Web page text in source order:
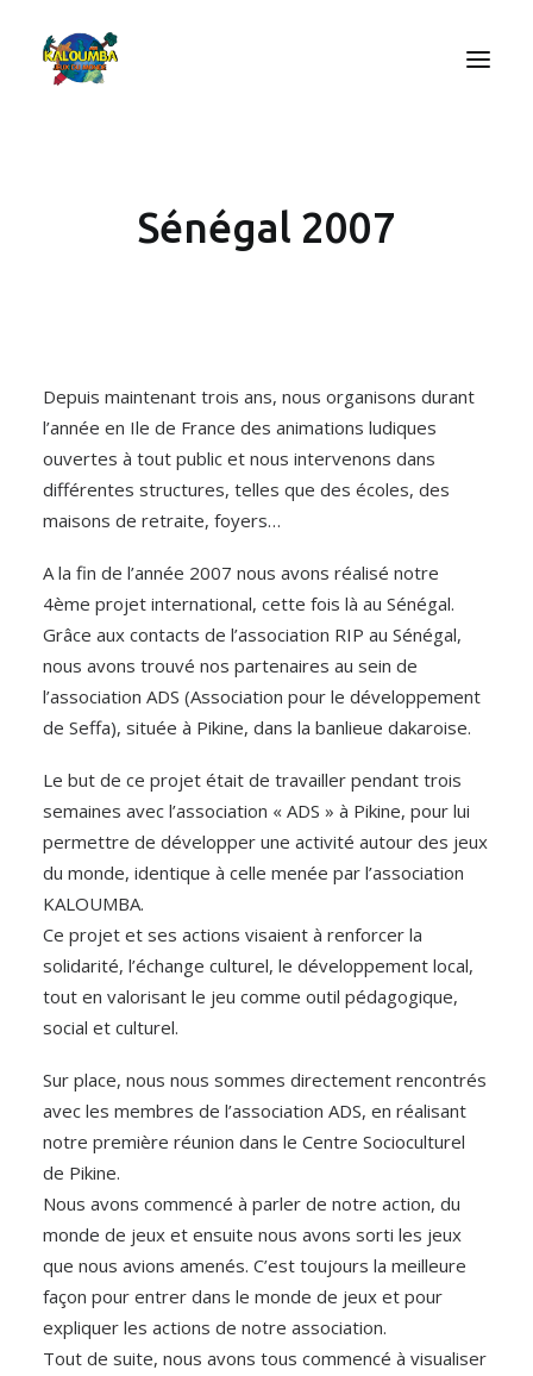
L’ASSOCIATION
CONTACT
RECHERCHE
Sénégal 2007
Depuis maintenant trois ans, nous organisons durant
l’année en Ile de France des animations ludiques
ouvertes à tout public et nous intervenons dans
différentes structures, telles que des écoles, des
maisons de retraite, foyers…
A la fin de l’année 2007 nous avons réalisé notre
4ème projet international, cette fois là au Sénégal.
Grâce aux contacts de l’association RIP au Sénégal,
nous avons trouvé nos partenaires au sein de
l’association ADS (Association pour le développement
de Seffa), située à Pikine, dans la banlieue dakaroise.
Le but de ce projet était de travailler pendant trois
semaines avec l’association « ADS » à Pikine, pour lui
permettre de développer une activité autour des jeux
du monde, identique à celle menée par l’association
KALOUMBA.
Ce projet et ses actions visaient à renforcer la
solidarité, l’échange culturel, le développement local,
tout en valorisant le jeu comme outil pédagogique,
social et culturel.
Sur place, nous nous sommes directement rencontrés
avec les membres de l’association ADS, en réalisant
notre première réunion dans le Centre Socioculturel
de Pikine.
Nous avons commencé à parler de notre action, du
monde de jeux et ensuite nous avons sorti les jeux
que nous avions amenés. C’est toujours la meilleure
façon pour entrer dans le monde de jeux et pour
expliquer les actions de notre association.
Tout de suite, nous avons tous commencé à visualiser